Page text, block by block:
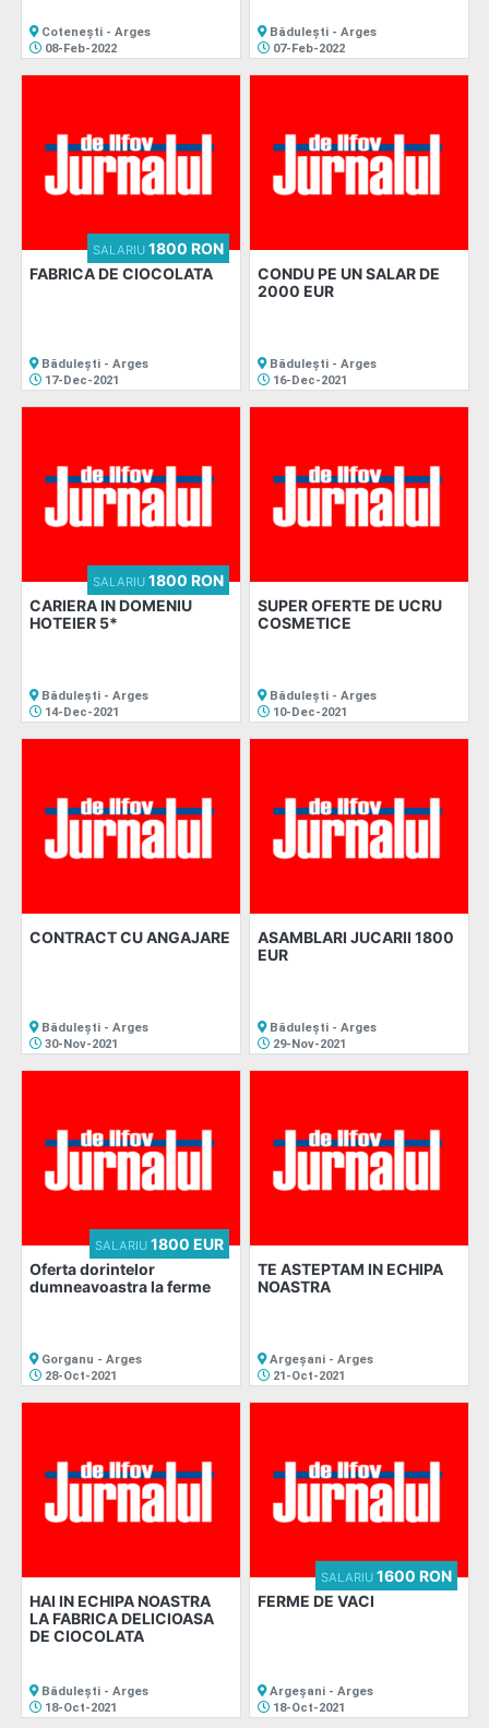
Cotenești - Arges
08-Feb-2022
Bădulești - Arges
07-Feb-2022
FABRICA DE CIOCOLATA
SALARIU1800 RON
Bădulești - Arges
17-Dec-2021
CONDU PE UN SALAR DE
2000 EUR
Bădulești - Arges
16-Dec-2021
CARIERA IN DOMENIU
HOTEIER 5*
SALARIU1800 RON
Bădulești - Arges
14-Dec-2021
SUPER OFERTE DE UCRU
COSMETICE
Bădulești - Arges
10-Dec-2021
CONTRACT CU ANGAJARE
Bădulești - Arges
30-Nov-2021
ASAMBLARI JUCARII 1800
EUR
Bădulești - Arges
29-Nov-2021
Oferta dorintelor
dumneavoastra la ferme
SALARIU1800 EUR
Gorganu - Arges
28-Oct-2021
TE ASTEPTAM IN ECHIPA
NOASTRA
Argeșani - Arges
21-Oct-2021
HAI IN ECHIPA NOASTRA
LA FABRICA DELICIOASA
DE CIOCOLATA
Bădulești - Arges
18-Oct-2021
FERME DE VACI
SALARIU1600 RON
Argeșani - Arges
18-Oct-2021